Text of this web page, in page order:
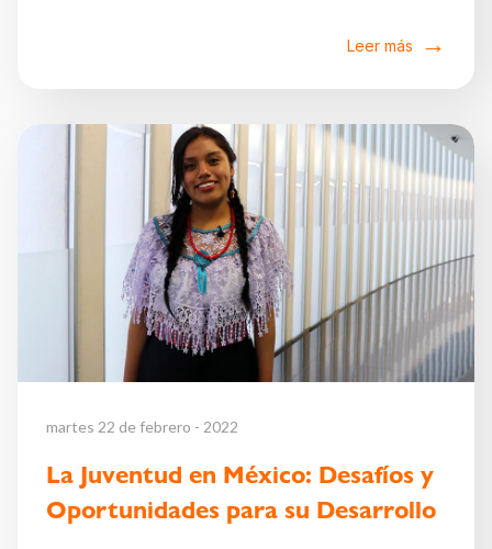
Leer más
martes 22 de febrero - 2022
La Juventud en México: Desafíos y
Oportunidades para su Desarrollo